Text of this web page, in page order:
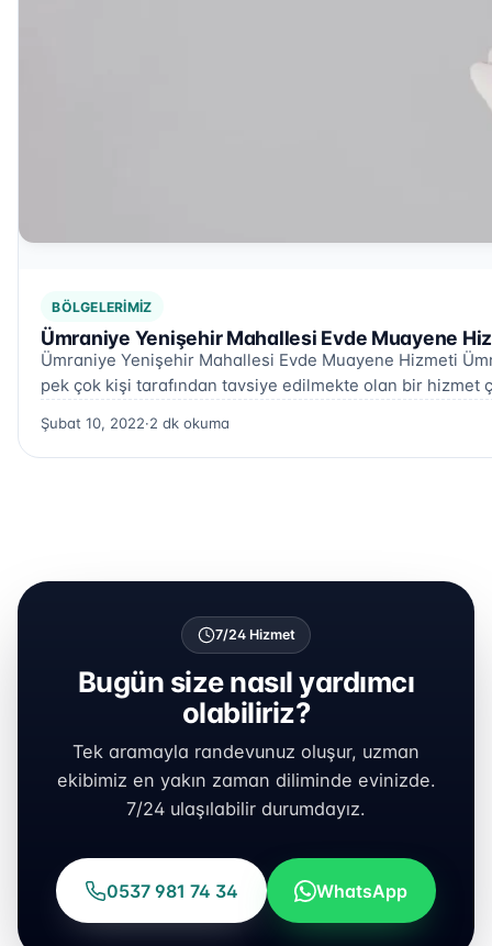
BÖLGELERIMIZ
Ümraniye Yenişehir Mahallesi Evde Muayene
Ümraniye Yenişehir Mahallesi Evde Muayene Hizmeti
pek çok kişi tarafından tavsiye edilmekte olan bir hizmet
Şubat 10, 2022·2 dk okuma
7/24 Hizmet
Bugün size nasıl yardımcı
olabiliriz?
Tek aramayla randevunuz oluşur, uzman
ekibimiz en yakın zaman diliminde evinizde.
7/24 ulaşılabilir durumdayız.
0537 981 74 34 WhatsApp